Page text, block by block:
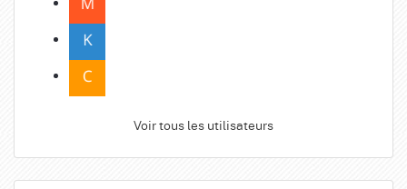
Voir tous les utilisateurs